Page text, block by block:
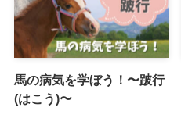
馬の病気を学ぼう！〜跛行
(はこう)〜